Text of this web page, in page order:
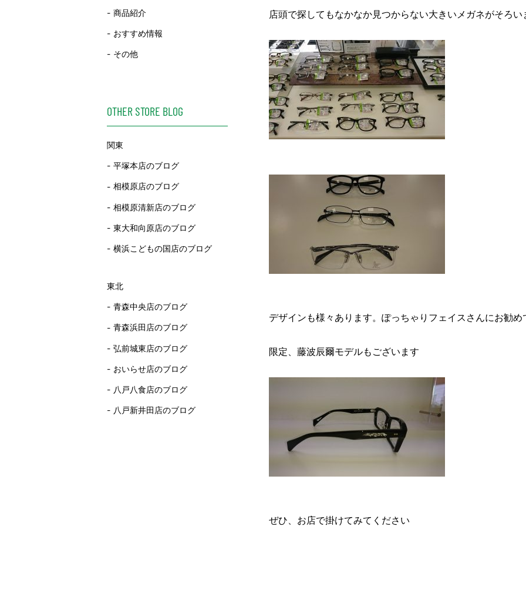
店頭で探してもなかなか見つからない大きいメガネがそろい
デザインも様々あります。ぽっちゃりフェイスさんにお勧め
限定、藤波辰爾モデルもございます
ぜひ、お店で掛けてみてください
商品紹介
おすすめ情報
その他
OTHER STORE BLOG
関東
平塚本店のブログ
相模原店のブログ
相模原清新店のブログ
東大和向原店のブログ
横浜こどもの国店のブログ
東北
青森中央店のブログ
青森浜田店のブログ
弘前城東店のブログ
おいらせ店のブログ
八戸八食店のブログ
八戸新井田店のブログ